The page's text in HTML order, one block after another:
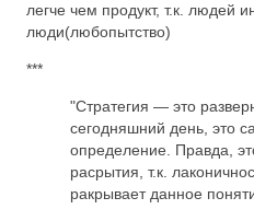
легче чем продукт, т.к. людей
люди(любопытство)
***
"Стратегия — это
сегодняшний день, это
определение. Правда,
расрытия, т.к.
ракрывает данное